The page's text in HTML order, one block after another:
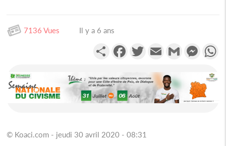
7136 Vues Il y a 6 ans
PartagerFacebookTwitterEmail Gmail
© Koaci.com - jeudi 30 avril 2020 - 08:31